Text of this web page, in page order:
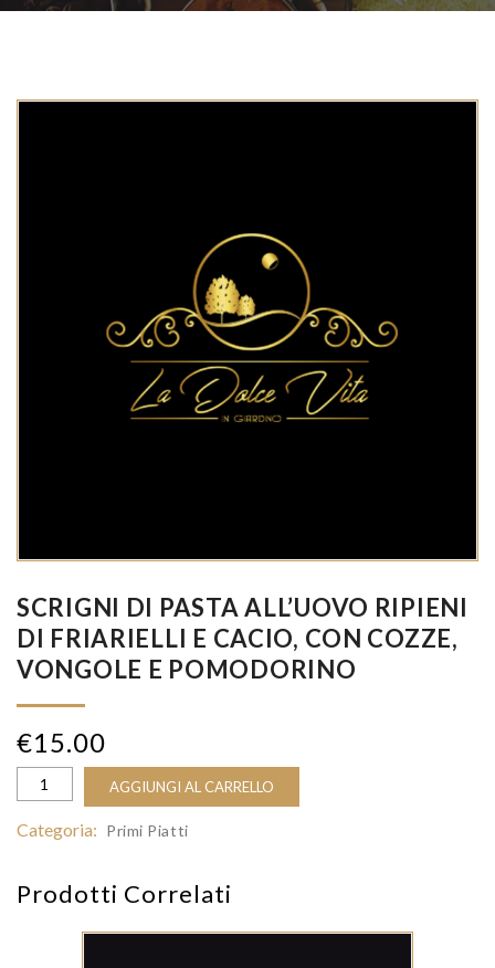
SCRIGNI DI PASTA ALL’UOVO RIPIENI
DI FRIARIELLI E CACIO, CON COZZE,
VONGOLE E POMODORINO
€15.00
AGGIUNGI AL CARRELLO
Categoria: Primi Piatti
Prodotti Correlati